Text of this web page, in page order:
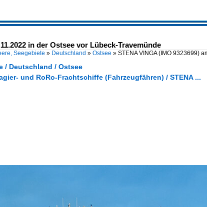
in der Ostsee vor Lübeck-Travemünde
Seegebiete » Deutschland » Ostsee » STENA VINGA (IMO 9323699)
/ Deutschland / Ostsee
und RoRo-Frachtschiffe (Fahrzeugfähren) / STENA ...